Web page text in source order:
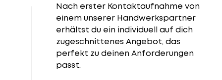
Nach erster Kontaktaufnahme von
einem unserer Handwerkspartner
erhältst du ein individuell auf dich
zugeschnittenes Angebot, das
perfekt zu deinen Anforderungen
passt.